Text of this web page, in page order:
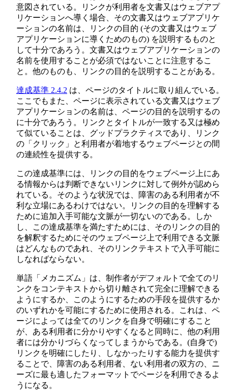
意図されている。リンクが利用者を文書又はウェブアプ
リケーションへ導く場合、その文書又はウェブアプリケ
ーションの名前は、リンクの目的 (その文書又はウェブ
アプリケーションに導くためのもの) を説明するものと
して十分であろう。文書又はウェブアプリケーションの
名前を使用することが必須ではないことに注意するこ
と。他のものも、リンクの目的を説明することがある。
達成基準 2.4.2 は、ページのタイトルに取り組んでいる。
ここでもまた、ページに表示されている文書又はウェブ
アプリケーションの名前は、ページの目的を説明するの
に十分であろう。リンクとタイトルが一致する又は極め
て似ていることは、グッドプラクティスであり、リンク
の「クリック」と利用者が着地するウェブページとの間
の連続性を提供する。
この達成基準には、リンクの目的をウェブページ上にあ
る情報からは判断できないリンクに対して例外が認めら
れている。そのような状況では、障害のある利用者が不
利な立場にあるわけではない。リンクの目的を理解する
ために追加入手可能な文脈が一切ないのである。しか
し、この達成基準を満たすためには、そのリンクの目的
を解釈するためにそのウェブページ上で利用できる文脈
はどんなものであれ、そのリンクテキストで入手可能に
しなればならない。
単語「メカニズム」は、制作者がデフォルトで全てのリ
ンクをコンテキストから切り離されて完全に理解できる
ようにするか、このようにするための手段を提供するか
のいずれかを可能にするために使用される。これは、ペ
ージによっては全てのリンクを自身で明確にすること
が、ある利用者に分かりやすくなると同時に、他の利用
者には分かりづらくなってしまうからである。(自身で)
リンクを明確にしたり、しなかったりする能力を提供す
ることで、障害のある利用者、ない利用者の双方の、ニ
ーズに最も適したフォーマットでページを利用できるよ
うになる。